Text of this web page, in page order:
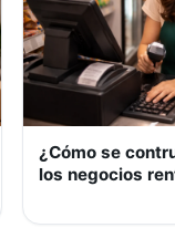
¿Cómo se
los negocios